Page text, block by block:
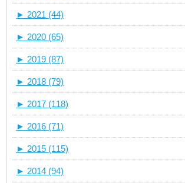
► 2021 (44)
► 2020 (65)
► 2019 (87)
► 2018 (79)
► 2017 (118)
► 2016 (71)
► 2015 (115)
► 2014 (94)